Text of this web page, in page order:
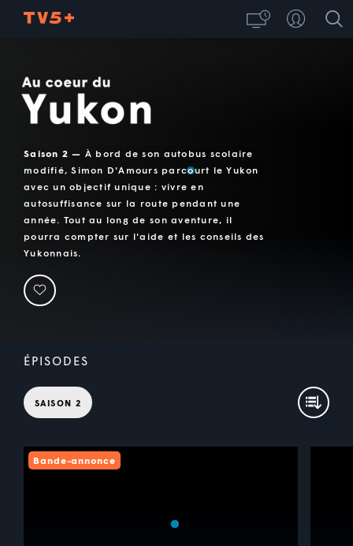
Saison 2 — À bord de son autobus scolaire
modifié, Simon D'Amours parcourt le Yukon
avec un objectif unique : vivre en
autosuffisance sur la route pendant une
année. Tout au long de son aventure, il
pourra compter sur l'aide et les conseils des
Yukonnais.
ÉPISODES
SAISON 2
Bande-annonce